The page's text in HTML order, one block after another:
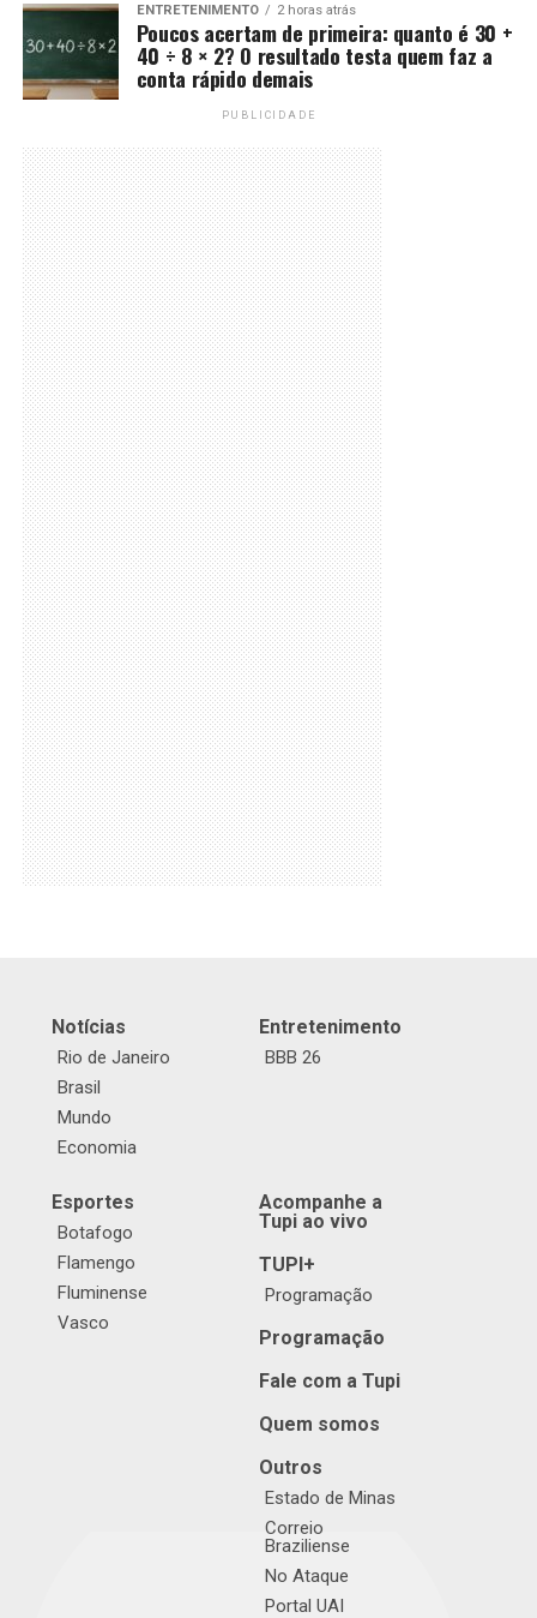
ENTRETENIMENTO 2 horas atrás
Poucos acertam de primeira: quanto é 30 +
40 ÷ 8 × 2? O resultado testa quem faz a
conta rápido demais
PUBLICIDADE
Notícias
Rio de Janeiro
Brasil
Mundo
Economia
Entretenimento
BBB 26
Esportes
Botafogo
Flamengo
Fluminense
Vasco
Acompanhe a
Tupi ao vivo
TUPI+
Programação
Programação
Fale com a Tupi
Quem somos
Outros
Estado de Minas
Correio
Braziliense
No Ataque
Portal UAI